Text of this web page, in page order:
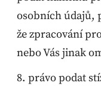
osobních údajů,
že zpracování
nebo Vás jinak
právo podat